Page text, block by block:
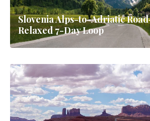
Slovenia Alps-to-Adriatic
Relaxed 7-Day Loop